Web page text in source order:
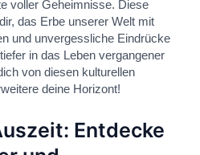
voller Geheimnisse. Diese
das Erbe unserer Welt mit
und unvergessliche Eindrücke
in das Leben vergangener
von diesen kulturellen
deine Horizont!
Entdecke